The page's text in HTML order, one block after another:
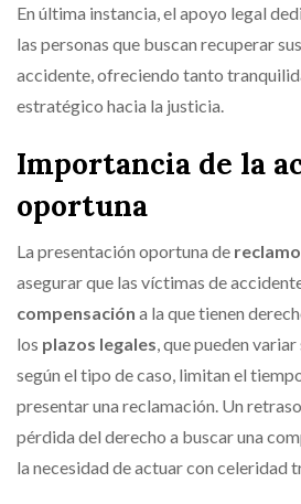
En última instancia, el apoyo legal
las personas que buscan recuperar
accidente, ofreciendo tanto
estratégico hacia la justicia.
Importancia de la
oportuna
La presentación oportuna de
asegurar que las víctimas de
compensación a la que tienen
los plazos legales , que pueden
según el tipo de caso, limitan el
presentar una reclamación. Un
pérdida del derecho a buscar una
la necesidad de actuar con celeridad